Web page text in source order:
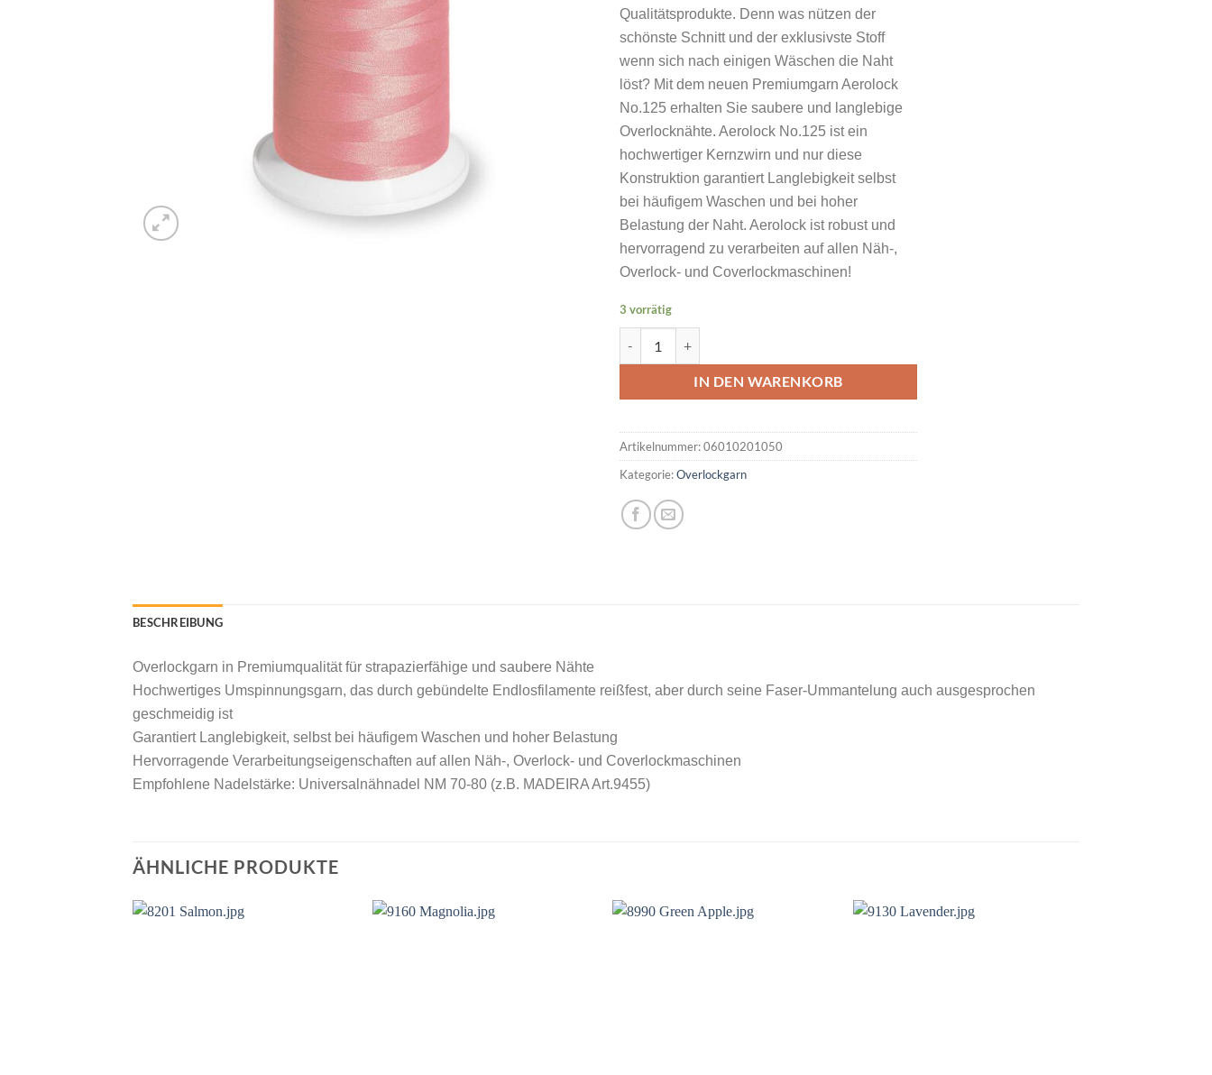
Qualitätsprodukte. Denn was nützen der
schönste Schnitt und der exklusivste Stoff
wenn sich nach einigen Wäschen die Naht
löst? Mit dem neuen Premiumgarn Aerolock
No.125 erhalten Sie saubere und langlebige
Overlocknähte. Aerolock No.125 ist ein
hochwertiger Kernzwirn und nur diese
Konstruktion garantiert Langlebigkeit selbst
bei häufigem Waschen und bei hoher
Belastung der Naht. Aerolock ist robust und
hervorragend zu verarbeiten auf allen Näh-,
Overlock- und Coverlockmaschinen!
3 vorrätig
IN DEN WARENKORB
Artikelnummer:06010201050
Kategorie:Overlockgarn
BESCHREIBUNG
Overlockgarn in Premiumqualität für strapazierfähige und saubere Nähte
Hochwertiges Umspinnungsgarn, das durch gebündelte Endlosfilamente reißfest, aber durch seine Faser-Ummantelung auch ausgesprochen
geschmeidig ist
Garantiert Langlebigkeit, selbst bei häufigem Waschen und hoher Belastung
Hervorragende Verarbeitungseigenschaften auf allen Näh-, Overlock- und Coverlockmaschinen
Empfohlene Nadelstärke: Universalnähnadel NM 70-80 (z.B. MADEIRA Art.9455)
ÄHNLICHE PRODUKTE